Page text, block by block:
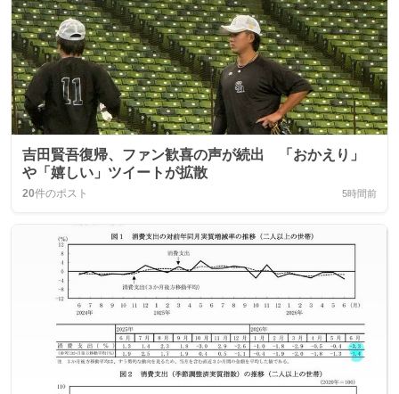
吉田賢吾復帰、ファン歓喜の声が続出 「おかえり」
や「嬉しい」ツイートが拡散
20件のポスト 5時間前